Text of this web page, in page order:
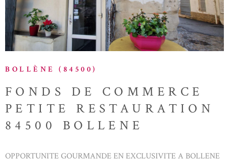
BOLLÈNE (84500)
FONDS DE COMMERCE
PETITE RESTAURATION
84500 BOLLENE
OPPORTUNITE GOURMANDE EN EXCLUSIVITE A BOLLENE